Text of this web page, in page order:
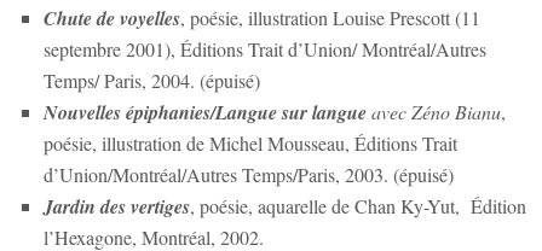
Chute de voyelles, poésie, illustration Louise Prescott (11
septembre 2001), Éditions Trait d’Union/ Montréal/Autres
Temps/ Paris, 2004. (épuisé)
Nouvelles épiphanies/Langue sur langueavec Zéno Bianu,
poésie, illustration de Michel Mousseau, Éditions Trait
d’Union/Montréal/Autres Temps/Paris, 2003. (épuisé)
Jardin des vertiges, poésie, aquarelle de Chan Ky-Yut, Édition
l’Hexagone, Montréal, 2002.